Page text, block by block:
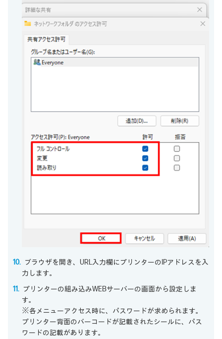
ブラウザを開き、URL入力欄にプリンターのIPアドレスを入
力します。
プリンターの組み込みWEBサーバーの画面から設定しま
す。
※各メニューアクセス時に、パスワードが求められます。
プリンター背面のバーコードが記載されたシールに、パス
ワードの記載があります。